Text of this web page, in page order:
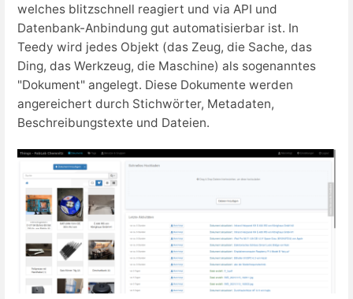
welches blitzschnell reagiert und via API und
Datenbank-Anbindung gut automatisierbar ist. In
Teedy wird jedes Objekt (das Zeug, die Sache, das
Ding, das Werkzeug, die Maschine) als sogenanntes
"Dokument" angelegt. Diese Dokumente werden
angereichert durch Stichwörter, Metadaten,
Beschreibungstexte und Dateien.